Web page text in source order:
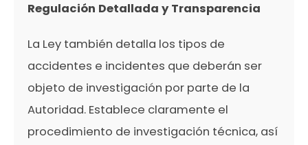
Regulación Detallada y Transparencia
La Ley también detalla los tipos de
accidentes e incidentes que deberán ser
objeto de investigación por parte de la
Autoridad. Establece claramente el
procedimiento de investigación técnica, así